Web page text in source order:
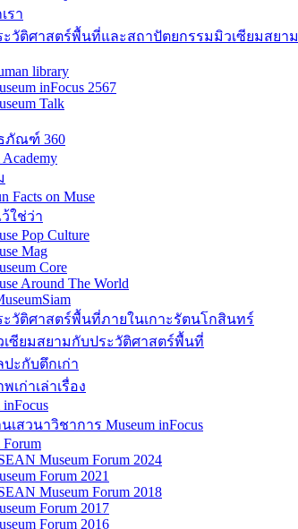
รา
ะวัติศาสตร์พื้นที่และสถาปัตยกรรมมิวเซียมสยาม
library
inFocus 2567
Talk
ภัณฑ์ 360
Academy
Facts on Muse
ว้ใช่ว่า
Pop Culture
Mag
Core
Around The World
ะวัติศาสตร์พื้นที่ภายในเกาะรัตนโกสินทร์
เซียมสยามกับประวัติศาสตร์พื้นที่
ปะกับตึกเก่า
เก่าเล่าเรื่อง
inFocus
นเสวนาวิชาการ Museum inFocus
Forum
Museum Forum 2024
Forum 2021
Museum Forum 2018
Forum 2017
Forum 2016